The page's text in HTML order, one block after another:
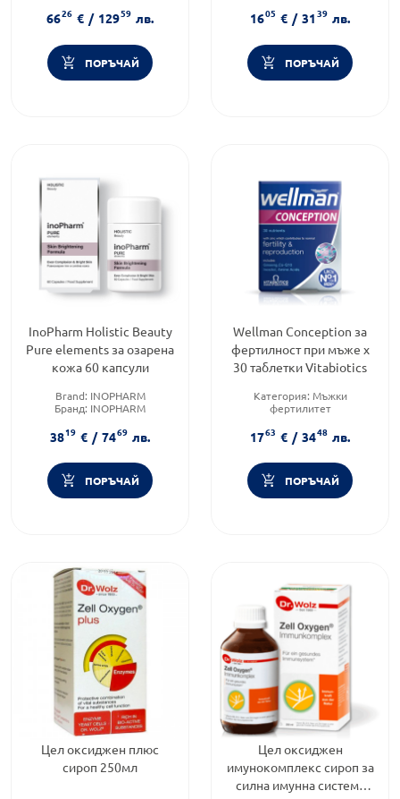
Приложение:орално
6626 € / 12959 лв.
ПОРЪЧАЙ
Форма на продукта: капсули
1605 € / 3139 лв.
ПОРЪЧАЙ
InoPharm Holistic Beauty
Pure elements за озарена
кожа 60 капсули
Brand: INOPHARM
Бранд: INOPHARM
ELEMENTS
3819 € / 7469 лв.
ПОРЪЧАЙ
Wellman Conception за
фертилност при мъже x
30 таблетки Vitabiotics
Категория: Мъжки
фертилитет
Форма на продукта: таблетки
1763 € / 3448 лв.
ПОРЪЧАЙ
Цел оксиджен плюс
сироп 250мл
Цел оксиджен
имунокомплекс сироп за
силна имунна система